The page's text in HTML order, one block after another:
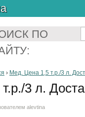
ПО
› Мед. Цена 1,5 т.р./3 л.
3 л.
alevtina